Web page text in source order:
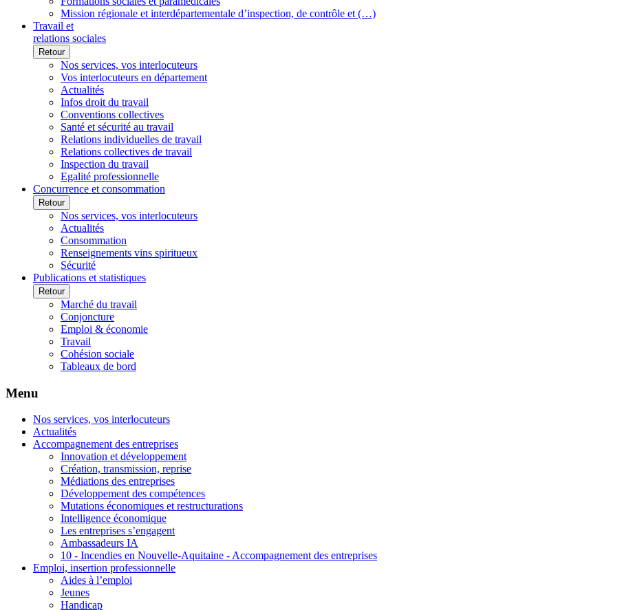
Mission régionale et interdépartementale d’inspection, de contrôle et (…)
Travail et
relations sociales
Retour
Nos services, vos interlocuteurs
Vos interlocuteurs en département
Actualités
Infos droit du travail
Conventions collectives
Santé et sécurité au travail
Relations individuelles de travail
Relations collectives de travail
Inspection du travail
Egalité professionnelle
Concurrence et consommation
Retour
Nos services, vos interlocuteurs
Actualités
Consommation
Renseignements vins spiritueux
Sécurité
Publications et statistiques
Retour
Marché du travail
Conjoncture
Emploi & économie
Travail
Cohésion sociale
Tableaux de bord
Menu
Nos services, vos interlocuteurs
Actualités
Accompagnement des entreprises
Innovation et développement
Création, transmission, reprise
Médiations des entreprises
Développement des compétences
Mutations économiques et restructurations
Intelligence économique
Les entreprises s’engagent
Ambassadeurs IA
10 - Incendies en Nouvelle-Aquitaine - Accompagnement des entreprises
Emploi, insertion professionnelle
Aides à l’emploi
Jeunes
Handicap